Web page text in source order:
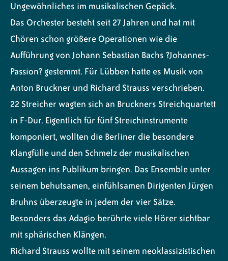
Ungewöhnliches im musikalischen Gepäck.
Das Orchester besteht seit 27 Jahren und hat mit
Chören schon größere Operationen wie die
Aufführung von Johann Sebastian Bachs ?Johannes-
Passion? gestemmt. Für Lübben hatte es Musik von
Anton Bruckner und Richard Strauss verschrieben.
22 Streicher wagten sich an Bruckners Streichquartett
in F-Dur. Eigentlich für fünf Streichinstrumente
komponiert, wollten die Berliner die besondere
Klangfülle und den Schmelz der musikalischen
Aussagen ins Publikum bringen. Das Ensemble unter
seinem behutsamen, einfühlsamen Dirigenten Jürgen
Bruhns überzeugte in jedem der vier Sätze.
Besonders das Adagio berührte viele Hörer sichtbar
mit sphärischen Klängen.
Richard Strauss wollte mit seinem neoklassizistischen